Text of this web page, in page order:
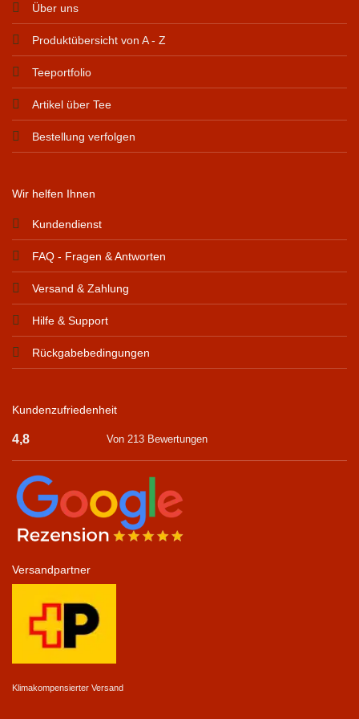
Über uns
Produktübersicht von A - Z
Teeportfolio
Artikel über Tee
Bestellung verfolgen
Wir helfen Ihnen
Kundendienst
FAQ - Fragen & Antworten
Versand & Zahlung
Hilfe & Support
Rückgabebedingungen
Kundenzufriedenheit
4,8 Von 213 Bewertungen
Versandpartner
Klimakompensierter Versand